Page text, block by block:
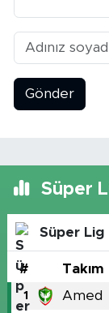
Gönder
Süper
Süper Lig
# Takım
1 Amed